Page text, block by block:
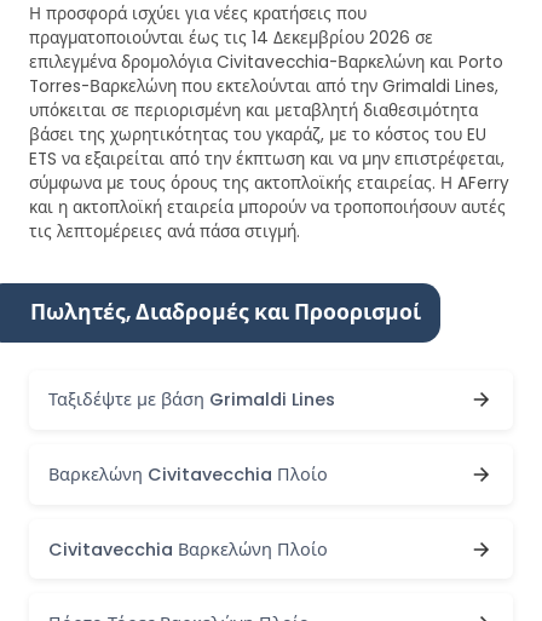
Η προσφορά ισχύει για νέες κρατήσεις που
πραγματοποιούνται έως τις 14 Δεκεμβρίου 2026 σε
επιλεγμένα δρομολόγια Civitavecchia-Βαρκελώνη και Porto
Torres-Βαρκελώνη που εκτελούνται από την Grimaldi Lines,
υπόκειται σε περιορισμένη και μεταβλητή διαθεσιμότητα
βάσει της χωρητικότητας του γκαράζ, με το κόστος του EU
ETS να εξαιρείται από την έκπτωση και να μην επιστρέφεται,
σύμφωνα με τους όρους της ακτοπλοϊκής εταιρείας. Η AFerry
και η ακτοπλοϊκή εταιρεία μπορούν να τροποποιήσουν αυτές
τις λεπτομέρειες ανά πάσα στιγμή.
Πωλητές, Διαδρομές και Προορισμοί
Ταξιδέψτε με βάση Grimaldi Lines
Βαρκελώνη Civitavecchia Πλοίο
Civitavecchia Βαρκελώνη Πλοίο